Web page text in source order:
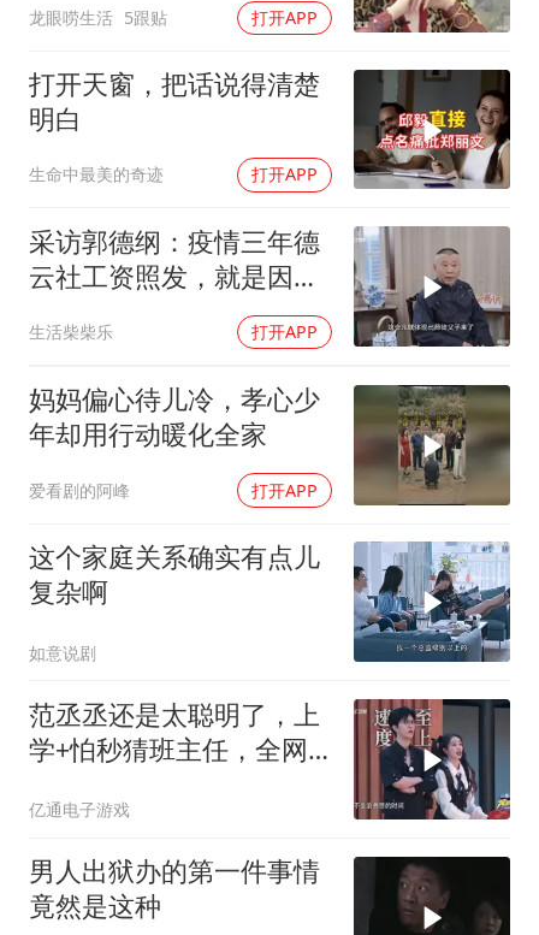
龙眼唠生活 5跟贴 打开APP
打开天窗，把话说得清楚
明白
生命中最美的奇迹 打开APP
采访郭德纲：疫情三年德
云社工资照发，就是因为
生活柴柴乐 打开APP
妈妈偏心待儿冷，孝心少
年却用行动暖化全家
爱看剧的阿峰 打开APP
这个家庭关系确实有点儿
复杂啊
如意说剧
范丞丞还是太聪明了，上
学+怕秒猜班主任，全网
亿通电子游戏
男人出狱办的第一件事情
竟然是这种